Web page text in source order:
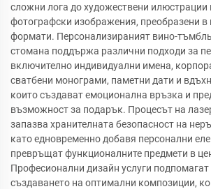
сложни лога до художествени илюстрации
фотографски изображения, преобразени в
формати. Персонализираният вино-
стомана поддържа различни подходи за
включително индивидуални имена,
сватбени монограми, паметни дати и
които създават емоционална връзка и
възможност за подарък. Процесът на
запазва хранителната безопасност на
като едновременно добавя персонални
превръщат функционалните предмети в
Професионални дизайн услуги подпомагат
създаването на оптимални композиции,